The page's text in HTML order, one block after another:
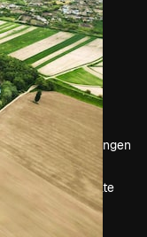
Preise
Über uns
Reviews
Karriere
Suchtrends
Blog
Veranstaltungen
Slidesgo
Deine Inhalte
verkaufen
Pressesaal